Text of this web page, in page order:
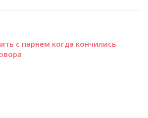
с парнем когда кончились